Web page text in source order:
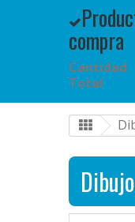
compra
Cantidad
Total